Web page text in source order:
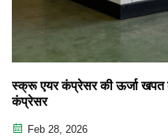
स्क्रू एयर कंप्रेसर की ऊर्जा
कंप्रेसर
Feb 28, 2026